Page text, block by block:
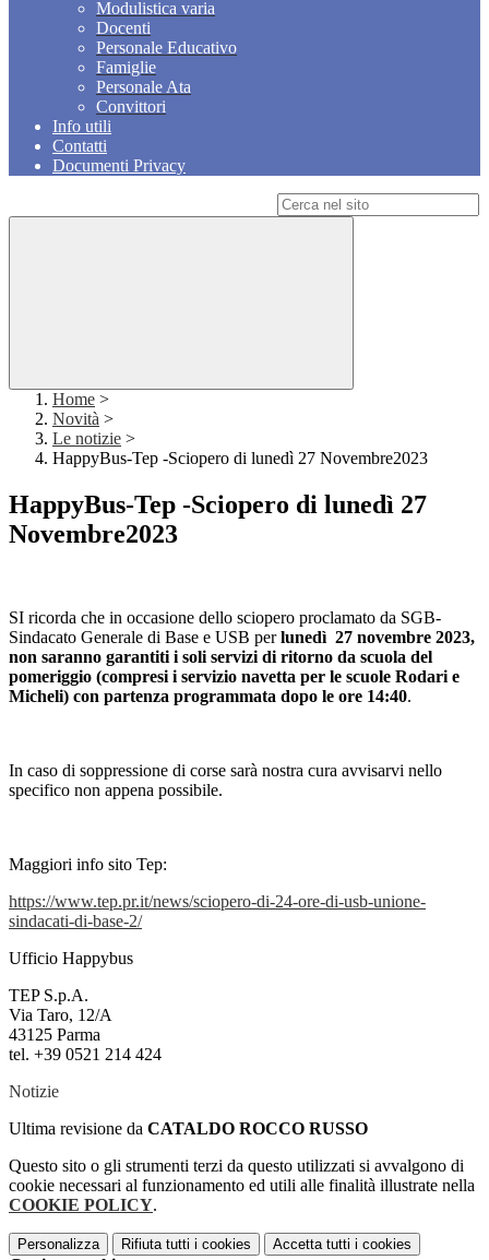
Modulistica varia
Docenti
Personale Educativo
Famiglie
Personale Ata
Convittori
Info utili
Contatti
Documenti Privacy
Home >
Novità >
Le notizie >
HappyBus-Tep -Sciopero di lunedì 27 Novembre2023
HappyBus-Tep -Sciopero di lunedì 27
Novembre2023
SI ricorda che in occasione dello sciopero proclamato da SGB-
Sindacato Generale di Base e USB per lunedì 27 novembre 2023,
non saranno garantiti i soli servizi di ritorno da scuola del
pomeriggio (compresi i servizio navetta per le scuole Rodari e
Micheli) con partenza programmata dopo le ore 14:40.
In caso di soppressione di corse sarà nostra cura avvisarvi nello
specifico non appena possibile.
Maggiori info sito Tep:
https://www.tep.pr.it/news/sciopero-di-24-ore-di-usb-unione-
sindacati-di-base-2/
Ufficio Happybus
TEP S.p.A.
Via Taro, 12/A
43125 Parma
tel. +39 0521 214 424
Notizie
Ultima revisione da CATALDO ROCCO RUSSO
Questo sito o gli strumenti terzi da questo utilizzati si avvalgono di
cookie necessari al funzionamento ed utili alle finalità illustrate nella
COOKIE POLICY.
Personalizza Rifiuta tutti i cookies Accetta tutti i cookies